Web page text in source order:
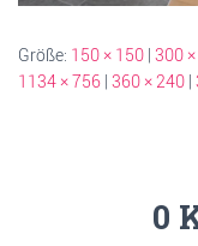
Größe: 150 × 150 | 300
1134 × 756 | 360 × 240 |
0